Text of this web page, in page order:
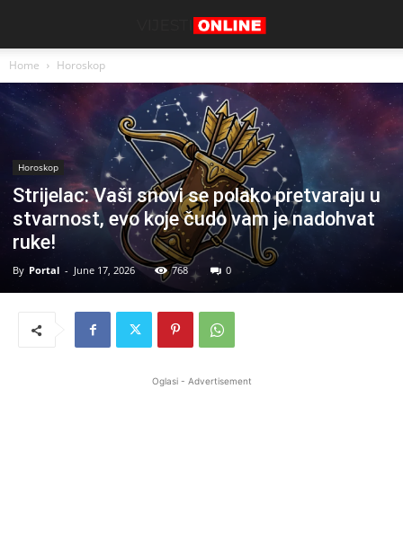
Home Horoskop
Horoskop
Strijelac: Vaši snovi se polako pretvaraju u
stvarnost, evo koje čudo vam je nadohvat
ruke!
By Portal - June 17, 2026 768 0
Oglasi - Advertisement